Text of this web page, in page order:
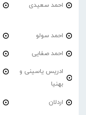
احمد سعیدی
احمد سولو
احمد صفایی
ادریس یاسینی و
بهنیا
اردلان